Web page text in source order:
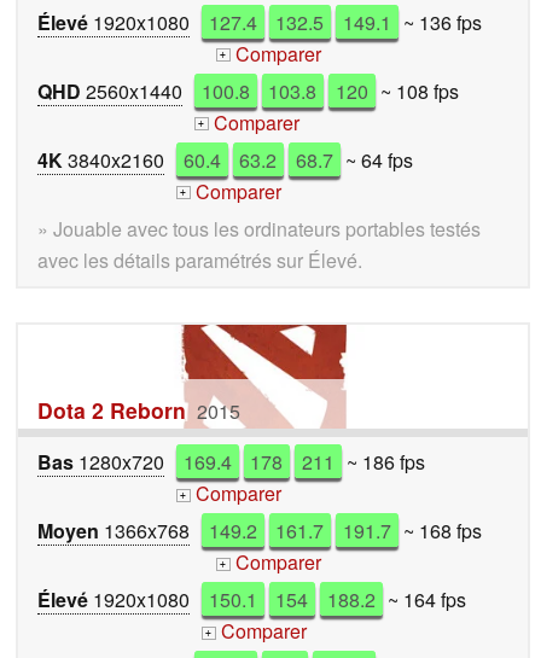
Élevé 1920x1080 127.4 132.5 149.1 ~ 136 fps
+ Comparer
QHD 2560x1440 100.8 103.8 120 ~ 108 fps
+ Comparer
4K3840x2160 60.4 63.2 68.7 ~ 64 fps
+ Comparer
» Jouable avec tous les ordinateurs portables testés
avec les détails paramétrés sur Élevé.
Dota 2 Reborn 2015
Bas 1280x720 169.4 178 211 ~ 186 fps
+ Comparer
Moyen 1366x768 149.2 161.7 191.7 ~ 168 fps
+ Comparer
Élevé 1920x1080 150.1 154 188.2 ~ 164 fps
+ Comparer